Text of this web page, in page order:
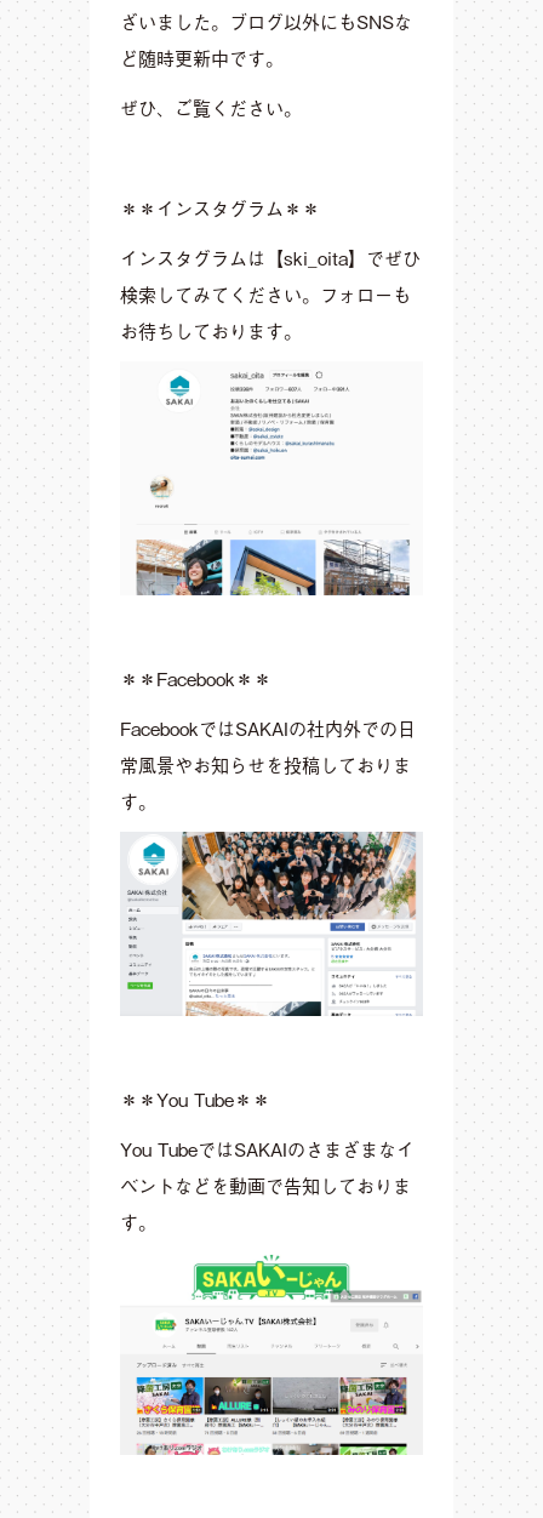
ざいました。ブログ以外にもSNSな
ど随時更新中です。
ぜひ、ご覧ください。
＊＊インスタグラム＊＊
インスタグラムは【ski_oita】でぜひ
検索してみてください。フォローも
お待ちしております。
＊＊Facebook＊＊
FacebookではSAKAIの社内外での日
常風景やお知らせを投稿しておりま
す。
＊＊You Tube＊＊
You TubeではSAKAIのさまざまなイ
ベントなどを動画で告知しておりま
す。